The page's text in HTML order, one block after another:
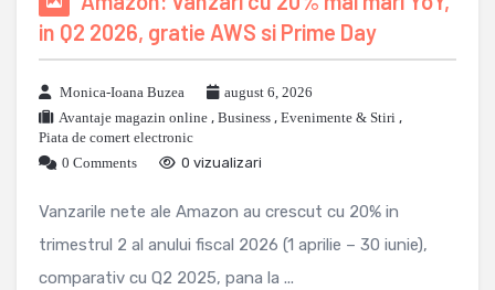
in Q2 2026, gratie AWS si Prime Day
Monica-Ioana Buzea
august 6, 2026
Avantaje magazin online , Business , Evenimente & Stiri ,
Piata de comert electronic
0 Comments
0 vizualizari
Vanzarile nete ale Amazon au crescut cu 20% in
trimestrul 2 al anului fiscal 2026 (1 aprilie – 30 iunie),
comparativ cu Q2 2025, pana la ...